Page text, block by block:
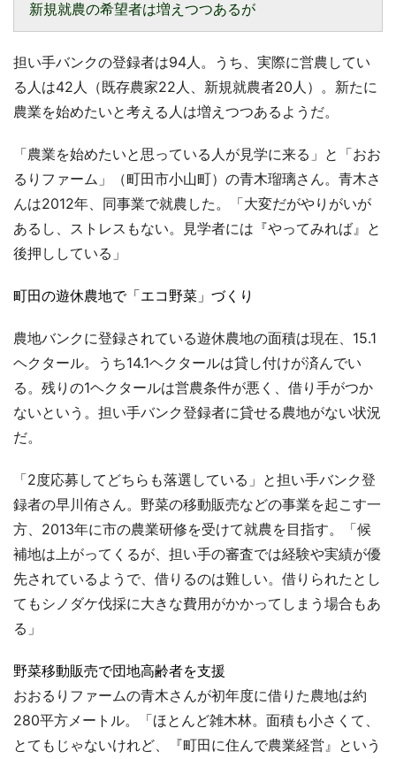
新規就農の希望者は増えつつあるが
担い手バンクの登録者は94人。うち、実際に営農してい
る人は42人（既存農家22人、新規就農者20人）。新たに
農業を始めたいと考える人は増えつつあるようだ。
「農業を始めたいと思っている人が見学に来る」と「おお
るりファーム」（町田市小山町）の青木瑠璃さん。青木さ
んは2012年、同事業で就農した。「大変だがやりがいが
あるし、ストレスもない。見学者には『やってみれば』と
後押ししている」
町田の遊休農地で「エコ野菜」づくり
農地バンクに登録されている遊休農地の面積は現在、15.1
ヘクタール。うち14.1ヘクタールは貸し付けが済んでい
る。残りの1ヘクタールは営農条件が悪く、借り手がつか
ないという。担い手バンク登録者に貸せる農地がない状況
だ。
「2度応募してどちらも落選している」と担い手バンク登
録者の早川侑さん。野菜の移動販売などの事業を起こす一
方、2013年に市の農業研修を受けて就農を目指す。「候
補地は上がってくるが、担い手の審査では経験や実績が優
先されているようで、借りるのは難しい。借りられたとし
てもシノダケ伐採に大きな費用がかかってしまう場合もあ
る」
野菜移動販売で団地高齢者を支援
おおるりファームの青木さんが初年度に借りた農地は約
280平方メートル。「ほとんど雑木林。面積も小さくて、
とてもじゃないけれど、『町田に住んで農業経営』という